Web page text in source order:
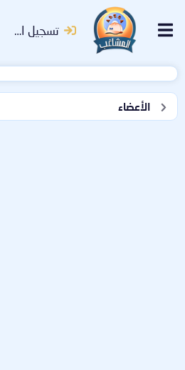
تسجيل الدخول
الأعضاء